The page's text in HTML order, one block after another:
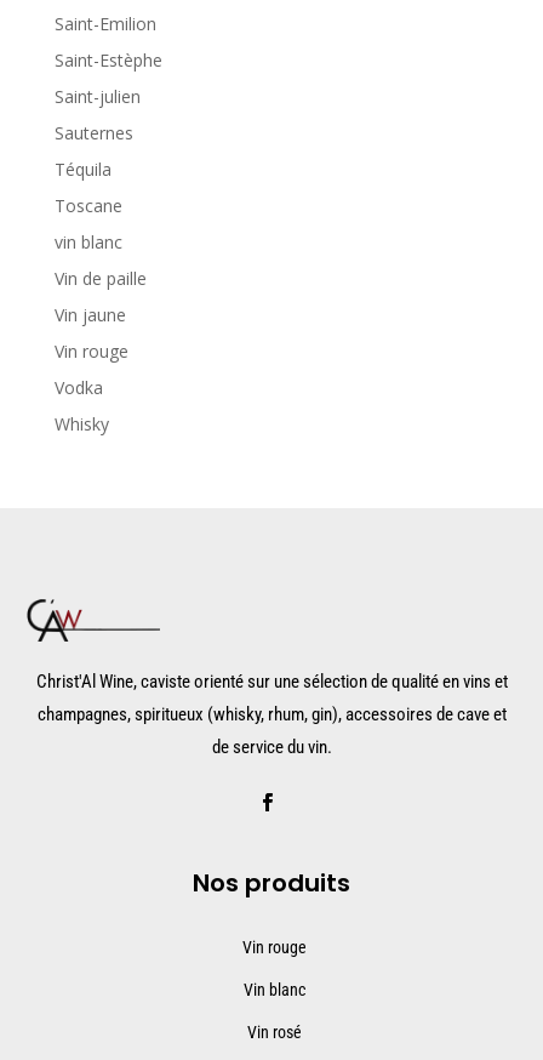
Saint-Emilion
Saint-Estèphe
Saint-julien
Sauternes
Téquila
Toscane
vin blanc
Vin de paille
Vin jaune
Vin rouge
Vodka
Whisky
Christ'Al Wine, caviste orienté sur une sélection de qualité en vins et
champagnes, spiritueux (whisky, rhum, gin), accessoires de cave et
de service du vin.
Nos produits
Vin rouge
Vin blanc
Vin rosé